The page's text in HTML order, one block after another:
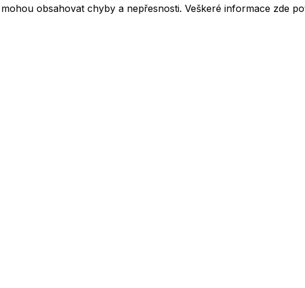
obsahovat chyby a nepřesnosti. Veškeré informace zde